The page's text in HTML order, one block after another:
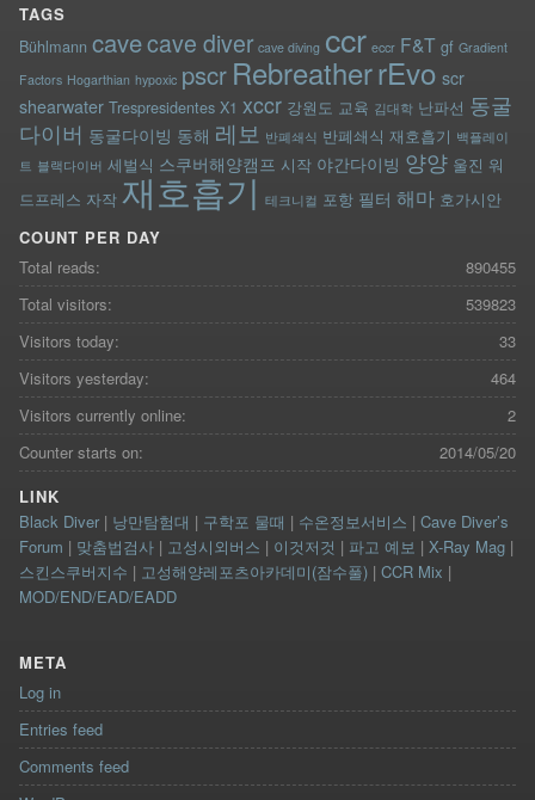
TAGS
Bühlmann cavecave diver cave diving ccr eccr F&T gf Gradient
Factors Hogarthian hypoxic pscr RebreatherrEvo scr
shearwater Trespresidentes X1 xccr 강원도 교육 김대학 난파선 동굴
다이버 동굴다이빙 동해 레보 반폐쇄식 반폐쇄식 재호흡기 백플레이
트 블랙다이버 세벌식 스쿠버해양캠프 시작 야간다이빙 양양 울진 워
드프레스 자작 재호흡기 테크니컬 포항 필터 해마 호가시안
COUNT PER DAY
890455
Total reads:
539823
Total visitors:
33
Visitors today:
464
Visitors yesterday:
2
Visitors currently online:
2014/05/20
Counter starts on:
LINK
Black Diver| 낭만탐험대 | 구학포 물때 | 수온정보서비스 | Cave Diver’s
Forum | 맞춤법검사| 고성시외버스 | 이것저것 | 파고 예보 | X-Ray Mag|
스킨스쿠버지수 | 고성해양레포츠아카데미(잠수풀)| CCR Mix |
MOD/END/EAD/EADD
META
Log in
Entries feed
Comments feed